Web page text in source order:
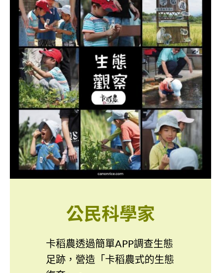
公民科學家
卡稻農透過簡單APP調查生態
足跡，營造「卡稻農式的生態